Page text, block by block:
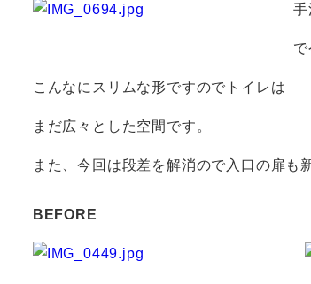
手
こんなにスリムな形ですのでトイレは
まだ広々とした空間です。
また、今回は段差を解消ので入口
BEFORE